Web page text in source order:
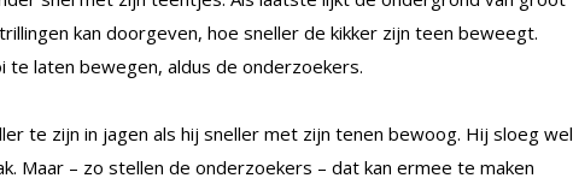
kan doorgeven, hoe sneller de kikker zijn teen beweegt.
laten bewegen, aldus de onderzoekers.
te zijn in jagen als hij sneller met zijn tenen bewoog. Hij sloeg wel
Maar – zo stellen de onderzoekers – dat kan ermee te maken